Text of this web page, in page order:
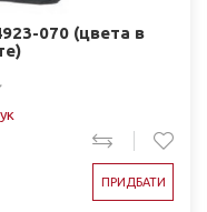
070 (цвета в
ПРИДБАТИ